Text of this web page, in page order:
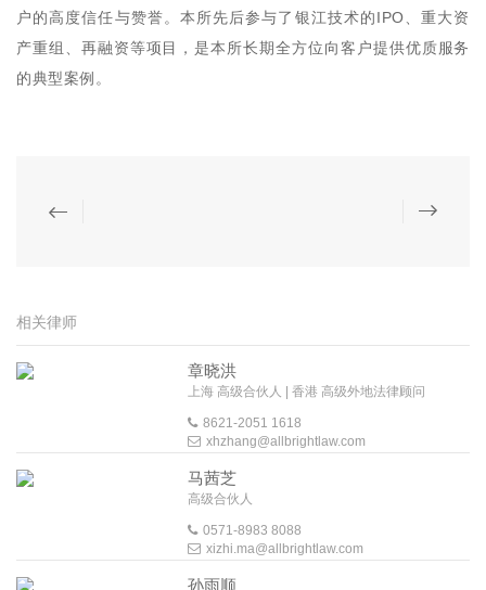
户的高度信任与赞誉。本所先后参与了银江技术的IPO、重大资
产重组、再融资等项目，是本所长期全方位向客户提供优质服务
的典型案例。
相关律师
章晓洪
上海 高级合伙人 | 香港 高级外地法律顾问
8621-2051 1618
xhzhang@allbrightlaw.com
马茜芝
高级合伙人
0571-8983 8088
xizhi.ma@allbrightlaw.com
孙雨顺